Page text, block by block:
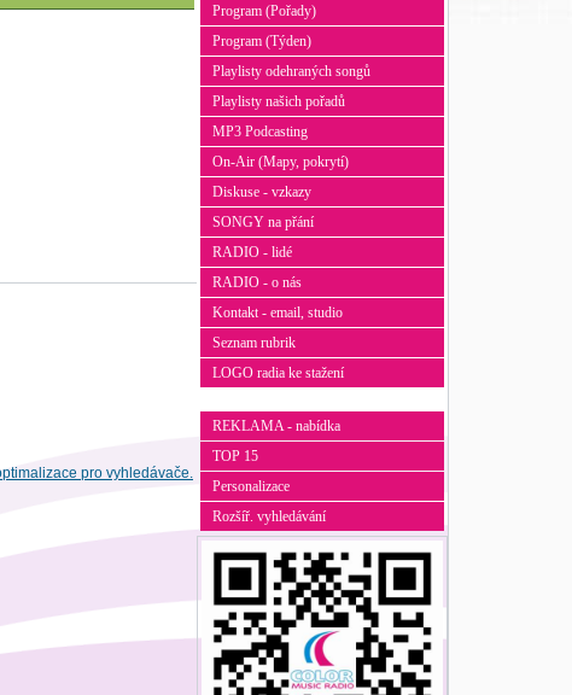
Program (Pořady)
Program (Týden)
Playlisty odehraných songů
Playlisty našich pořadů
MP3 Podcasting
On-Air (Mapy, pokrytí)
Diskuse - vzkazy
SONGY na přání
RADIO - lidé
RADIO - o nás
Kontakt - email, studio
Seznam rubrik
LOGO radia ke stažení
REKLAMA - nabídka
TOP 15
Personalizace
Rozšíř. vyhledávání